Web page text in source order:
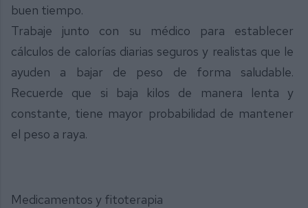
buen tiempo.
Trabaje junto con su médico para establecer
cálculos de calorías diarias seguros y realistas que le
ayuden a bajar de peso de forma saludable.
Recuerde que si baja kilos de manera lenta y
constante, tiene mayor probabilidad de mantener
el peso a raya.
Medicamentos y fitoterapia